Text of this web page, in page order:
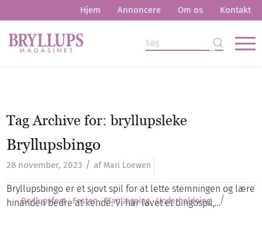
Hjem Annoncere Om os Kontakt
Tag Archive for:bryllupsleke
Bryllupsbingo
28 november, 2023 / af Mari Loewen
Bryllupsbingo er et sjovt spil for at lette stemningen og lære
hinanden bedre at kende. Vi har lavet et bingospil,…
Bryllupsfest Festen Planlægning Underholdning /